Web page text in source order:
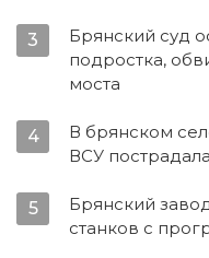
3
Брянский суд
подростка,
моста
4
В брянском
ВСУ
5
Брянский
станков с